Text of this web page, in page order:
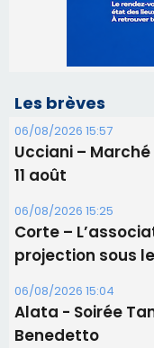
Les brèves
06/08/2026 15:57
Ucciani –
11 août
06/08/2026 15:25
Corte –
projection sous
06/08/2026 15:04
Alata - Soirée
Benedetto